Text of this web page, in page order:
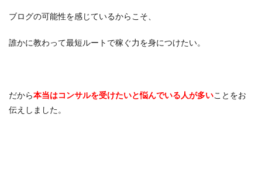
ブログの可能性を感じているからこそ、
誰かに教わって最短ルートで稼ぐ力を身につけたい。
だから本当はコンサルを受けたいと悩んでいる人が多いことをお
伝えしました。